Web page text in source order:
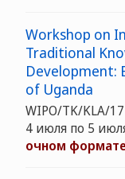
Workshop on
Traditional
Development:
of Uganda
WIPO/TK/KLA/17
4 июля по 5
очном